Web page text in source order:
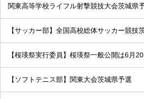
関東高等学校ライフル射撃競技大会茨城県
【サッカー部】全国高校総体サッカー競技
【桜瑛祭実行委員】桜瑛祭一般公開は6月20
【ソフトテニス部】関東大会茨城県予選